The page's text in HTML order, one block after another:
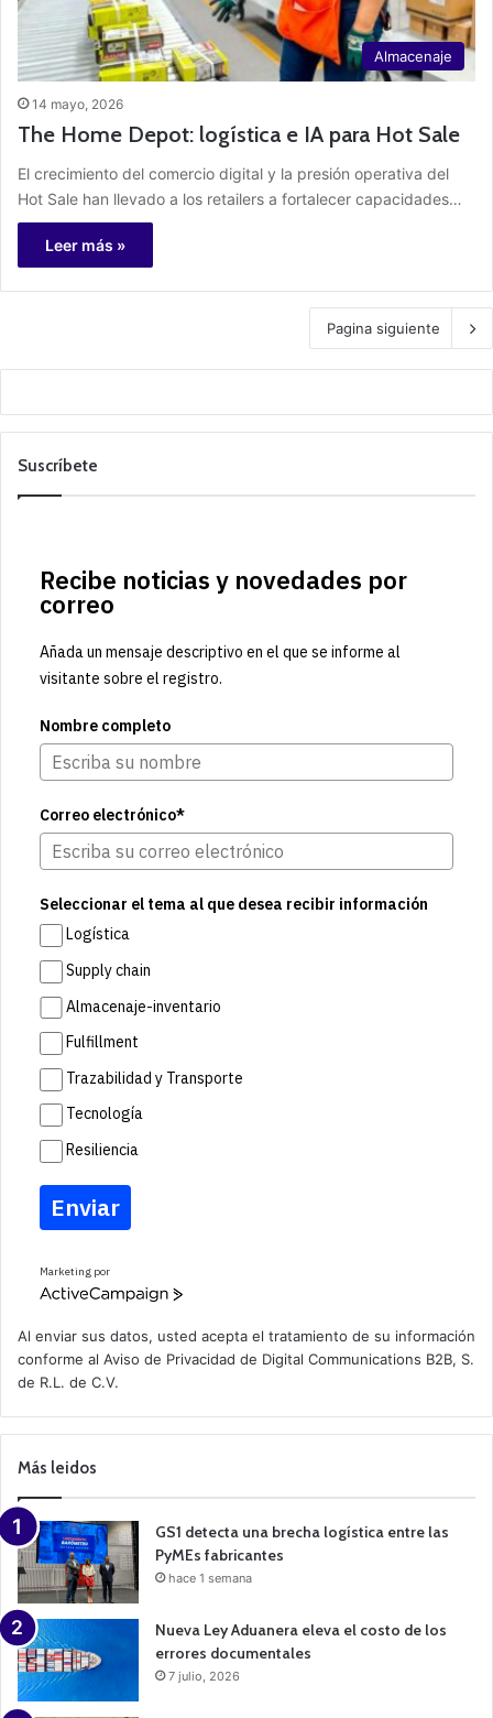
Almacenaje
14 mayo, 2026
The Home Depot: logística e IA para Hot Sale
El crecimiento del comercio digital y la presión operativa del
Hot Sale han llevado a los retailers a fortalecer capacidades…
Leer más »
Pagina siguiente
Suscríbete
Recibe noticias y novedades por
correo
Añada un mensaje descriptivo en el que se informe al
visitante sobre el registro.
Nombre completo
Correo electrónico*
Seleccionar el tema al que desea recibir información
Logística
Supply chain
Almacenaje-inventario
Fulfillment
Trazabilidad y Transporte
Tecnología
Resiliencia
Enviar
Marketing por
A
v
e
a
m
a
n
Al enviar sus datos, usted acepta el tratamiento de su información
conforme al Aviso de Privacidad de Digital Communications B2B, S.
de R.L. de C.V.
Más leidos
GS1 detecta una brecha logística entre las
PyMEs fabricantes
hace 1 semana
Nueva Ley Aduanera eleva el costo de los
errores documentales
7 julio, 2026